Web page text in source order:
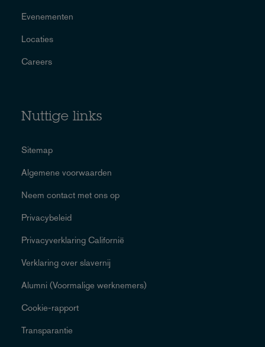
Evenementen
Locaties
Careers
Nuttige links
Sitemap
Algemene voorwaarden
Neem contact met ons op
Privacybeleid
Privacyverklaring Californië
Verklaring over slavernij
Alumni (Voormalige werknemers)
Cookie-rapport
Transparantie